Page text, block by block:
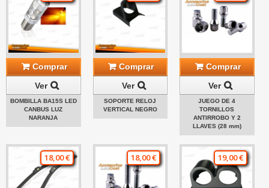
Comprar
Ver
BOMBILLA BA15S LED
CANBUS LUZ
NARANJA
Comprar
Ver
SOPORTE RELOJ
VERTICAL NEGRO
Comprar
Ver
JUEGO DE 4
TORNILLOS
ANTIRROBO Y 2
LLAVES (28 mm)
18,00 € 18,00 € 19,00 €